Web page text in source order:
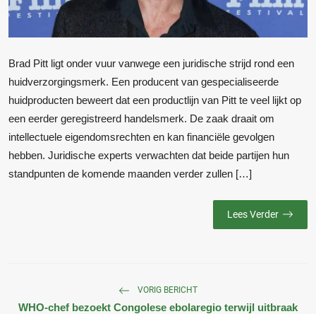
Brad Pitt ligt onder vuur vanwege een juridische strijd rond een
huidverzorgingsmerk. Een producent van gespecialiseerde
huidproducten beweert dat een productlijn van Pitt te veel lijkt op
een eerder geregistreerd handelsmerk. De zaak draait om
intellectuele eigendomsrechten en kan financiële gevolgen
hebben. Juridische experts verwachten dat beide partijen hun
standpunten de komende maanden verder zullen […]
Lees Verder
VORIG BERICHT
WHO-chef bezoekt Congolese ebolaregio terwijl uitbraak